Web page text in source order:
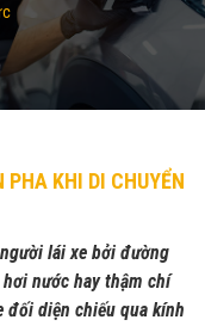
KHI DI CHUYỂN
lái xe bởi đường
nước hay thậm chí
đối diện chiếu qua kính